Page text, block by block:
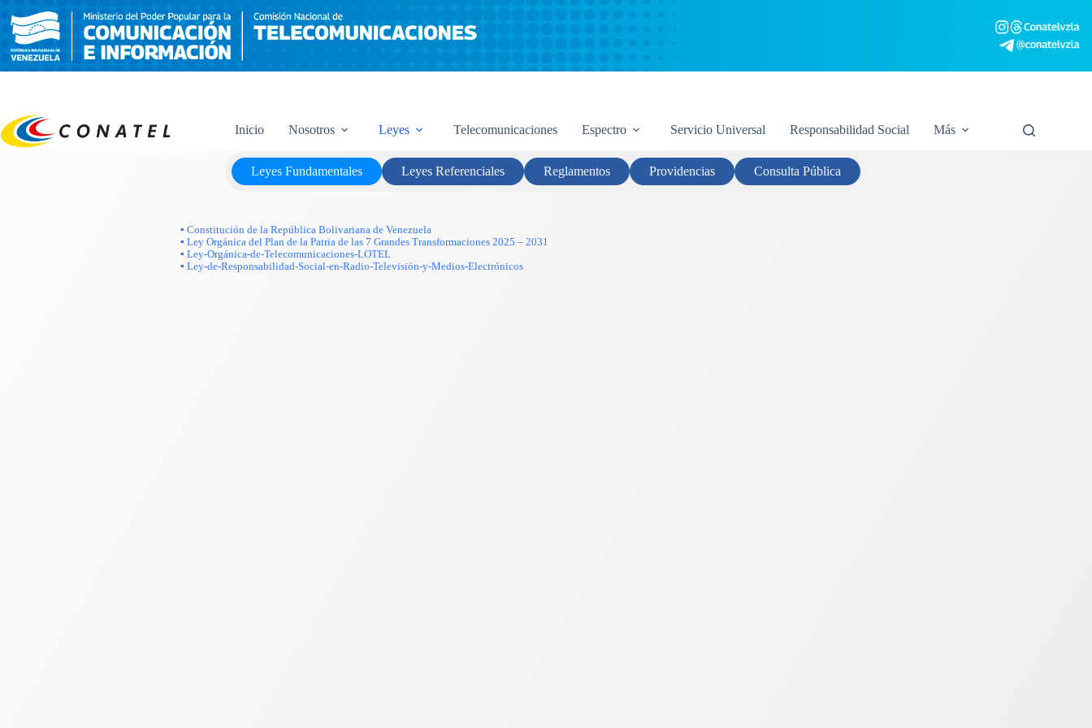
contenido
Inicio Nosotros Leyes Telecomunicaciones Espectro Servicio Universal Responsabilidad Social Más
Marco Legal
Leyes Fundamentales Leyes Referenciales Reglamentos Providencias Consulta Pública
▪ Constitución de la República Bolivariana de Venezuela
▪ Ley Orgánica del Plan de la Patria de las 7 Grandes Transformaciones 2025 – 2031
▪ Ley-Orgánica-de-Telecomunicaciones-LOTEL
▪ Ley-de-Responsabilidad-Social-en-Radio-Televisión-y-Medios-Electrónicos